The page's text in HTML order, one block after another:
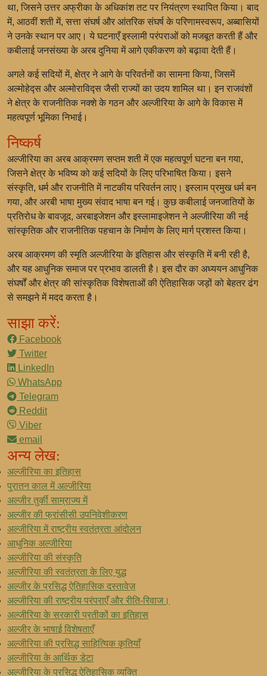
था, जिसने उत्तर अफ्रीका के अधिकांश तट पर नियंत्रण स्थापित किया। बाद
में, आठवीं शती में, सत्ता संघर्ष और आंतरिक संघर्ष के परिणामस्वरूप, अब्बासियों
ने उनके स्थान पर आए। ये घटनाएँ इस्लामी परंपराओं को मजबूत करती हैं और
कबीलाई जनसंख्या के अरब दुनिया में आगे एकीकरण को बढ़ावा देती हैं।
अगले कई सदियों में, क्षेत्र ने आगे के परिवर्तनों का सामना किया, जिसमें
अल्मोहेद्स और अल्मोराविद्स जैसी राज्यों का उदय शामिल था। इन राजवंशों
ने क्षेत्र के राजनीतिक नक्शे के गठन और अल्जीरिया के आगे के विकास में
महत्वपूर्ण भूमिका निभाई।
निष्कर्ष
अल्जीरिया का अरब आक्रमण सप्तम शती में एक महत्वपूर्ण घटना बन गया,
जिसने क्षेत्र के भविष्य को कई सदियों के लिए परिभाषित किया। इसने
संस्कृति, धर्म और राजनीति में नाटकीय परिवर्तन लाए। इस्लाम प्रमुख धर्म बन
गया, और अरबी भाषा मुख्य संवाद भाषा बन गई। कुछ कबीलाई जनजातियों के
प्रतिरोध के बावजूद, अरबाइजेशन और इस्लामाइजेशन ने अल्जीरिया की नई
सांस्कृतिक और राजनीतिक पहचान के निर्माण के लिए मार्ग प्रशस्त किया।
अरब आक्रमण की स्मृति अल्जीरिया के इतिहास और संस्कृति में बनी रही है,
और यह आधुनिक समाज पर प्रभाव डालती है। इस दौर का अध्ययन आधुनिक
संघर्षों और क्षेत्र की सांस्कृतिक विशेषताओं की ऐतिहासिक जड़ों को बेहतर ढंग
से समझने में मदद करता है।
साझा करें:
Facebook
Twitter
LinkedIn
WhatsApp
Telegram
Reddit
Viber
email
अन्य लेख:
अल्जीरिया का इतिहास
पुरातन काल में अल्जीरिया
अल्जीर तुर्की साम्राज्य में
अल्जीर की फ्रांसीसी उपनिवेशीकरण
अल्जीरिया में राष्ट्रीय स्वतंत्रता आंदोलन
आधुनिक अल्जीरिया
अल्जीरिया की संस्कृति
अल्जीरिया की स्वतंत्रता के लिए युद्ध
अल्जीर के प्रसिद्ध ऐतिहासिक दस्तावेज़
अल्जीरिया की राष्ट्रीय परंपराएँ और रीति-रिवाज।
अल्जीरिया के सरकारी प्रतीकों का इतिहास
अल्जीर के भाषाई विशेषताएँ
अल्जीरिया की प्रसिद्ध साहित्यिक कृतियाँ
अल्जीरिया के आर्थिक डेटा
अल्जीरिया के प्रसिद्ध ऐतिहासिक व्यक्ति